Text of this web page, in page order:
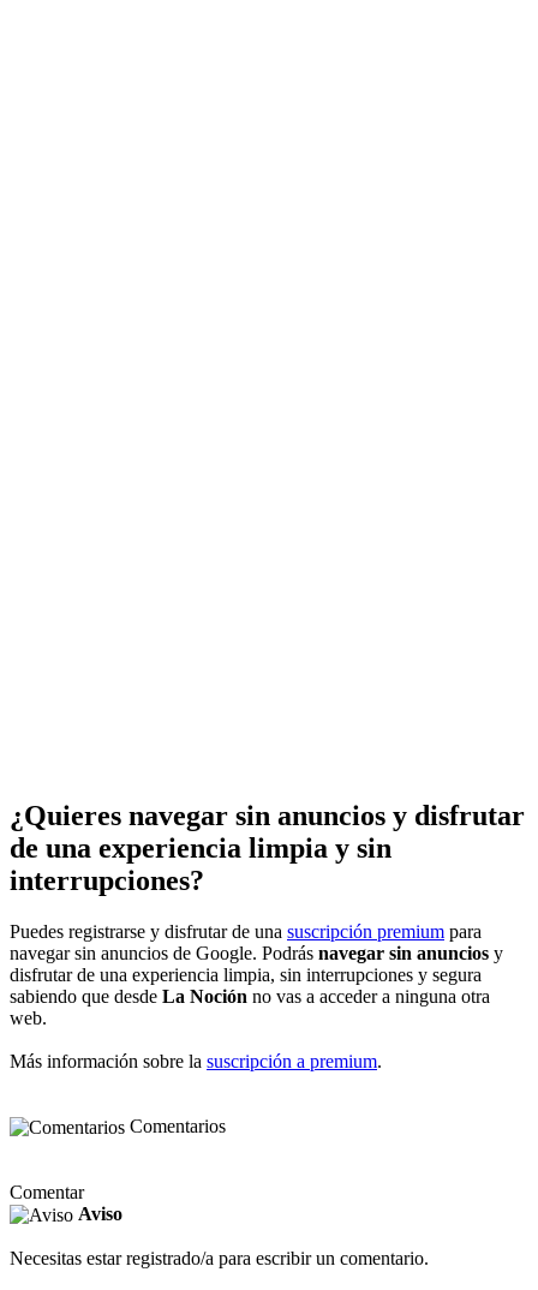
¿Quieres navegar sin anuncios y disfrutar
de una experiencia limpia y sin
interrupciones?
Puedes registrarse y disfrutar de una suscripción premium para
navegar sin anuncios de Google. Podrás navegar sin anuncios y
disfrutar de una experiencia limpia, sin interrupciones y segura
sabiendo que desde La Noción no vas a acceder a ninguna otra
web.
Más información sobre la suscripción a premium.
Comentarios
Comentar
Aviso
Necesitas estar registrado/a para escribir un comentario.